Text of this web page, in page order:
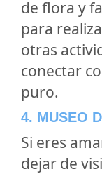
de flora y
para
otras
conectar
puro.
4. MUSEO
Si eres
dejar de